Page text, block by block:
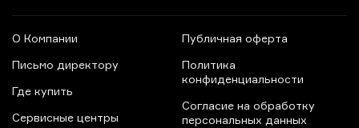
О Компании
Письмо директору
Где купить
Сервисные центры
Публичная оферта
Политика
конфиденциальности
Согласие на обработку
персональных данных